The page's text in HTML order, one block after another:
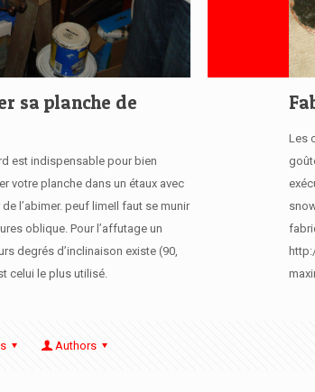
sa planche de
est indispensable pour bien
votre planche dans un étaux avec
l’abimer. peuf limeIl faut se munir
oblique. Pour l’affutage un
degrés d’inclinaison existe (90,
celui le plus utilisé.
Les
Authors